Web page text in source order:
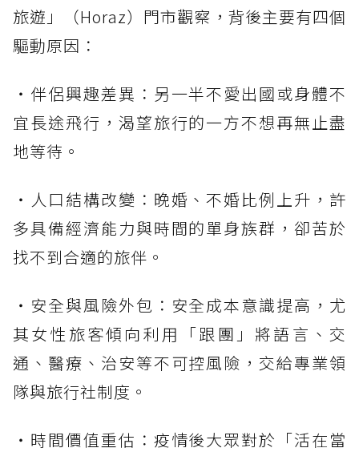
旅遊」（Horaz）門市觀察，背後主要有四個
驅動原因：
・伴侶興趣差異：另一半不愛出國或身體不
宜長途飛行，渴望旅行的一方不想再無止盡
地等待。
・人口結構改變：晚婚、不婚比例上升，許
多具備經濟能力與時間的單身族群，卻苦於
找不到合適的旅伴。
・安全與風險外包：安全成本意識提高，尤
其女性旅客傾向利用「跟團」將語言、交
通、醫療、治安等不可控風險，交給專業領
隊與旅行社制度。
・時間價值重估：疫情後大眾對於「活在當